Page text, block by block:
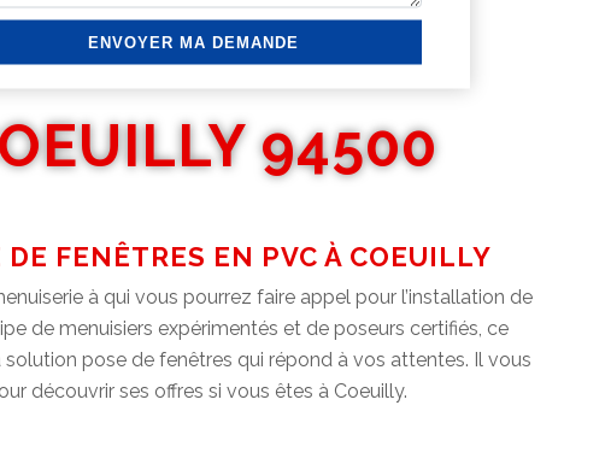
94500
FENÊTRES EN PVC À COEUILLY
à qui vous pourrez faire appel pour l’installation de
de menuisiers expérimentés et de poseurs certifiés, ce
pose de fenêtres qui répond à vos attentes. Il vous
découvrir ses offres si vous êtes à Coeuilly.